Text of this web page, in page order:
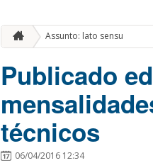
Assunto: lato sensu
Publicado
técnicos
06/04/2016 12:34